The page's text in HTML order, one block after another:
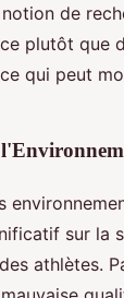
de
plutôt que
qui peut
sur la
athlètes.